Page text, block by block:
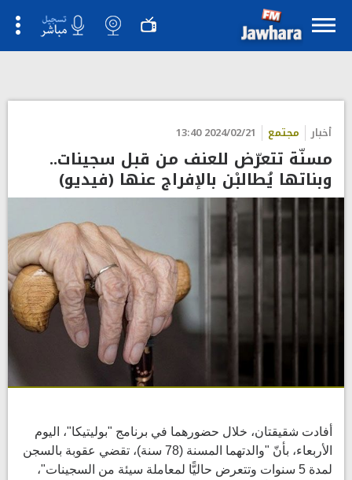
أخبار مجتمع 2024/02/21 13:40
مسنّة تتعرّض للعنف من قبل سجينات..
وبناتها يُطالبْن بالإفراج عنها (فيديو)
أفادت شقيقتان، خلال حضورهما في برنامج "بوليتيكا"، اليوم
الأربعاء، بأنّ "والدتهما المسنة (78 سنة)، تقضي عقوبة بالسجن
لمدة 5 سنوات وتتعرض حاليًّا لمعاملة سيئة من السجينات"،